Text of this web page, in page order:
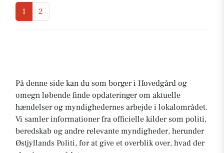
1 2
På denne side kan du som borger i Hovedgård og
omegn løbende finde opdateringer om aktuelle
hændelser og myndighedernes arbejde i lokalområdet.
Vi samler informationer fra officielle kilder som politi,
beredskab og andre relevante myndigheder, herunder
Østjyllands Politi, for at give et overblik over, hvad der